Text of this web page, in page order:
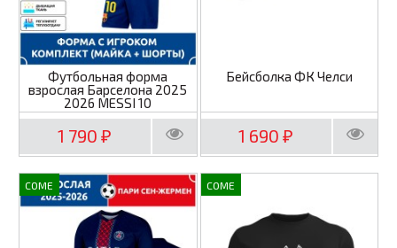
Футбольная форма
взрослая Барселона 2025
2026 MESSI 10
1 790₽
Бейсболка ФК Челси
1 690₽
COME COME